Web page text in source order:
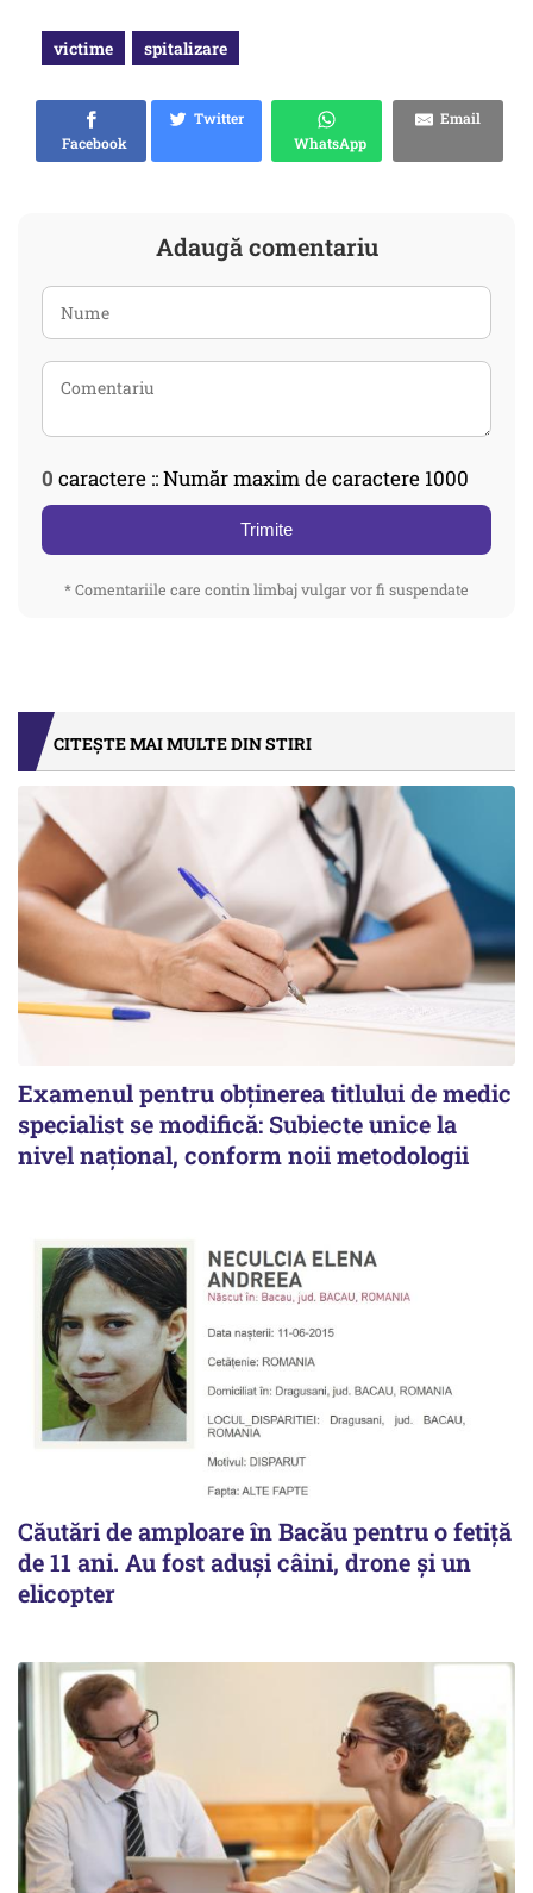
victime spitalizare
Facebook
Twitter
WhatsApp
Email
Adaugă comentariu
0 caractere :: Număr maxim de caractere 1000
Trimite
* Comentariile care contin limbaj vulgar vor fi suspendate
CITEȘTE MAI MULTE DIN STIRI
Examenul pentru obținerea titlului de medic
specialist se modifică: Subiecte unice la
nivel național, conform noii metodologii
Căutări de amploare în Bacău pentru o fetiță
de 11 ani. Au fost aduși câini, drone și un
elicopter